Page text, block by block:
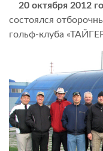
20 октября 2012
состоялся
гольф-клуба